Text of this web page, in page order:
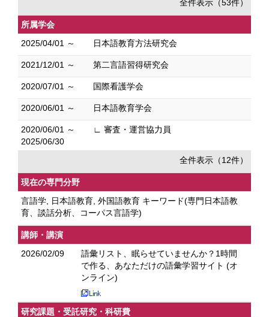
全件表示（53件）
所属学会
2025/04/01 ～
日本語教育方法研究会
2021/12/01 ～ 第二言語習得研究会
2020/07/01 ～ 国際看護学会
2020/06/01 ～ 日本語教育学会
2020/06/01 ～
2025/06/30
∟ 審査・運営協力員
全件表示（12件）
現在の専門分野
言語学, 日本語教育, 外国語教育 キーワード(専門日本語教
育、談話分析、コーパス言語学)
講師・講演
2026/02/09
語彙リスト、眠らせていませんか？1時間
で作る、あなただけの語彙学習サイト (オ
ンライン)
研究課題・受託研究・科研費